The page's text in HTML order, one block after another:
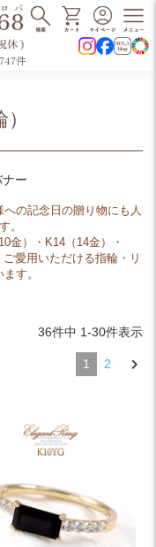
747件
の記念日の贈り物にも人
。
金）・K14（14金）・
愛用いただける指輪・リ
す。
36件中 1-30件表示
1 2